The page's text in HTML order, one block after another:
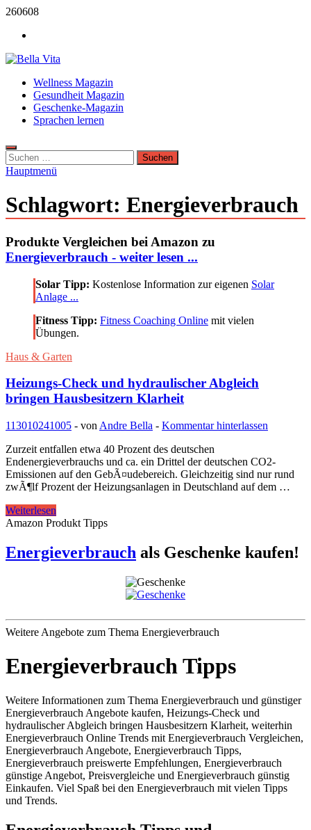
Zum
springen
260608
Bella Vita Wellness Fitness Tipps
Wellness Sport und Erholung mit Bella Vita Fitness Tipps
Wellness Magazin
Gesundheit Magazin
Geschenke-Magazin
Sprachen lernen
Suchen
nach:
Hauptmenü
Schlagwort: Energieverbrauch
Produkte Vergleichen bei Amazon zu
Energieverbrauch - weiter lesen ...
Solar Tipp: Kostenlose Information zur eigenen Solar
Anlage ...
Fitness Tipp: Fitness Coaching Online mit vielen
Übungen.
Haus & Garten
Heizungs-Check und hydraulischer Abgleich
bringen Hausbesitzern Klarheit
113010241005 - von Andre Bella - Kommentar hinterlassen
Zurzeit entfallen etwa 40 Prozent des deutschen
Endenergieverbrauchs und ca. ein Drittel der deutschen CO2-
Emissionen auf den GebÃ¤udebereich. Gleichzeitig sind nur rund
zwÃ¶lf Prozent der Heizungsanlagen in Deutschland auf dem …
Heizungs-
Check
hydraulischer
Abgleich
Weiterlesen
Amazon Produkt Tipps
Energieverbrauch als Geschenke kaufen!
Weitere Angebote zum Thema Energieverbrauch
Energieverbrauch Tipps
Weitere Informationen zum Thema Energieverbrauch und günstiger
Energieverbrauch Angebote kaufen, Heizungs-Check und
hydraulischer Abgleich bringen Hausbesitzern Klarheit, weiterhin
Energieverbrauch Online Trends mit Energieverbrauch Vergleichen,
Energieverbrauch Angebote, Energieverbrauch Tipps,
Energieverbrauch preiswerte Empfehlungen, Energieverbrauch
günstige Angebot, Preisvergleiche und Energieverbrauch günstig
Einkaufen. Viel Spaß bei den Energieverbrauch mit vielen Tipps
und Trends.